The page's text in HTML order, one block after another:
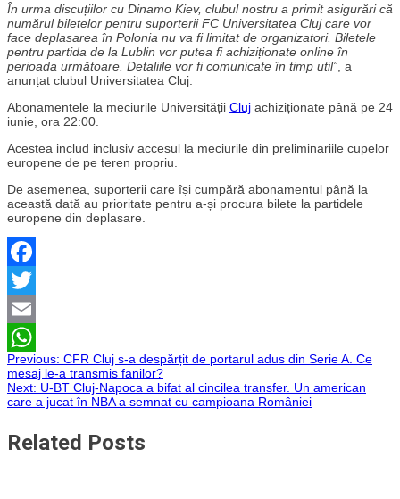
În urma discuțiilor cu Dinamo Kiev, clubul nostru a primit asigurări că
numărul biletelor pentru suporterii FC Universitatea Cluj care vor
face deplasarea în Polonia nu va fi limitat de organizatori. Biletele
pentru partida de la Lublin vor putea fi achiziționate online în
perioada următoare. Detaliile vor fi comunicate în timp util” , a
anunțat clubul Universitatea Cluj.
Abonamentele la meciurile Universității Cluj achiziționate până pe 24
iunie, ora 22:00.
Acestea includ inclusiv accesul la meciurile din preliminariile cupelor
europene de pe teren propriu.
De asemenea, suporterii care își cumpără abonamentul până la
această dată au prioritate pentru a-și procura bilete la partidele
europene din deplasare.
Facebook
Twitter
Email
WhatsApp
Navigare
în
articole
Previous: CFR Cluj s-a despărțit de portarul adus din Serie A. Ce
mesaj le-a transmis fanilor?
Next: U-BT Cluj-Napoca a bifat al cincilea transfer. Un american
care a jucat în NBA a semnat cu campioana României
Related Posts